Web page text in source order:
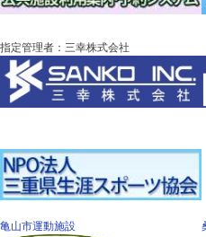
指定管理者：三幸株式会社